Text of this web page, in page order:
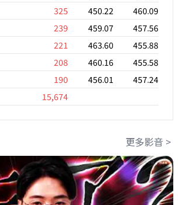
325 450.22
460.09
239 459.07
457.56
221 463.60
455.88
208 460.16
455.58
190 456.01
457.24
15,674
更多影音 >